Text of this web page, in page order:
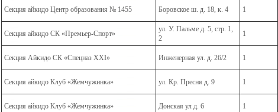
Секция айкидо Центр образования № 1455 Боровское ш. д. 18, к. 4 1
Секция айкидо СК «Премьер-Спорт»
ул. У. Пальме д. 5, стр. 1,
2
1
Секция Айкидо СК «Спецназ XXI» Инженерная ул. д. 26/2 1
Секция айкидо Клуб «Жемчужинка» ул. Кр. Пресня д. 9 1
Секция айкидо Клуб «Жемчужинка» Донская ул д. 6 1